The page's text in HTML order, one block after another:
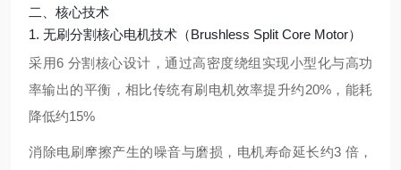
二、核心技术
1. 无刷分割核心电机技术（Brushless Split Core Motor）
采用6 分割核心设计 ，通过高密度绕组实现小型化与高功
率输出的平衡，相比传统有刷电机效率提升约20%，能耗
降低约15%
消除电刷摩擦产生的噪音与磨损，电机寿命延长约3 倍 ，